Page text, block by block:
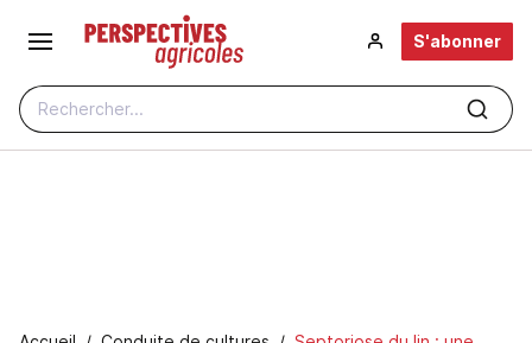
Aller au contenu principal
Rechercher...
S'abonner